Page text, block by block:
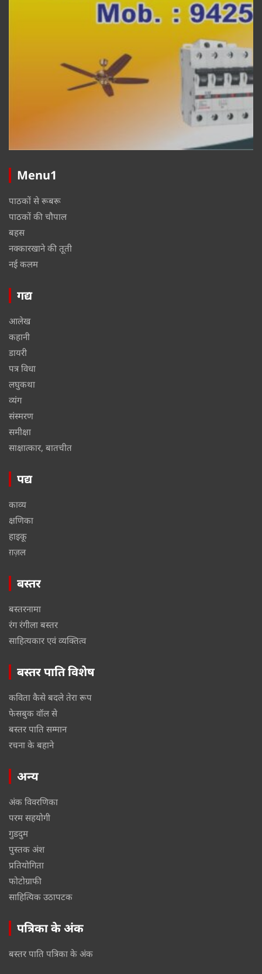
Menu1
पाठकों से रूबरू
पाठकों की चौपाल
बहस
नक्कारखाने की तूती
नई कलम
गद्य
आलेख
कहानी
डायरी
पत्र विधा
लघुकथा
व्यंग
संस्मरण
समीक्षा
साक्षात्कार, बातचीत
पद्य
काव्य
क्षणिका
हाइकू
ग़ज़ल
बस्तर
बस्तरनामा
रंग रंगीला बस्तर
साहित्यकार एवं व्यक्तित्व
बस्तर पाति विशेष
कविता कैसे बदले तेरा रूप
फेसबुक वॉल से
बस्तर पाति सम्मान
रचना के बहाने
अन्य
अंक विवरणिका
परम सहयोगी
गुडदुम
पुस्तक अंश
प्रतियोगिता
फोटोग्राफी
साहित्यिक उठापटक
पत्रिका के अंक
बस्तर पाति पत्रिका के अंक